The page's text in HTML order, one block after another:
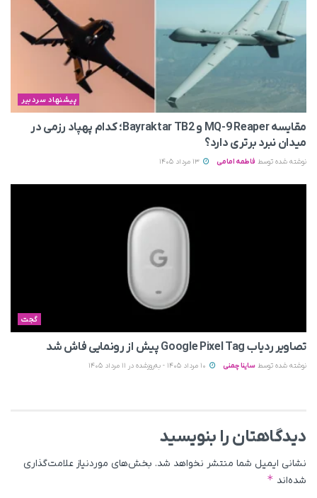
پیشنهاد سردبیر
مقایسه MQ-9 Reaper و Bayraktar TB2؛ کدام پهپاد رزمی در
میدان نبرد برتری دارد؟
نوشته شده توسط فاطمه امامی
گجت
تصاویر ردیاب Google Pixel Tag پیش از رونمایی فاش شد
نوشته شده توسط ساینا چمنی
دیدگاهتان را بنویسید
نشانی ایمیل شما منتشر نخواهد شد. بخش‌های موردنیاز علامت‌گذاری
شده‌اند *